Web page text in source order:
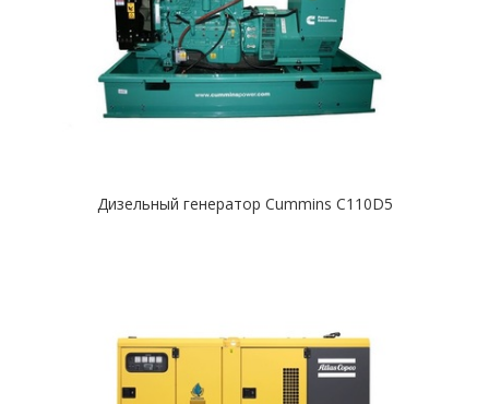
Дизельный генератор Cummins C110D5